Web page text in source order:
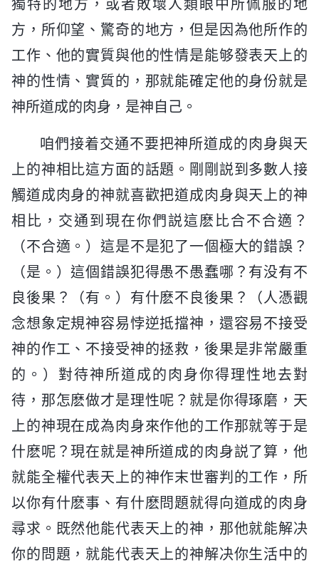
獨特的地方，或者敗壞人類眼中所佩服的地
方，所仰望、驚奇的地方，但是因為他所作的
工作、他的實質與他的性情是能够發表天上的
神的性情、實質的，那就能確定他的身份就是
神所道成的肉身，是神自己。
咱們接着交通不要把神所道成的肉身與天
上的神相比這方面的話題。剛剛説到多數人接
觸道成肉身的神就喜歡把道成肉身與天上的神
相比，交通到現在你們説這麽比合不合適？
（不合適。）這是不是犯了一個極大的錯誤？
（是。）這個錯誤犯得愚不愚蠢哪？有没有不
良後果？（有。）有什麽不良後果？（人憑觀
念想象定規神容易悖逆抵擋神，還容易不接受
神的作工、不接受神的拯救，後果是非常嚴重
的。）對待神所道成的肉身你得理性地去對
待，那怎麽做才是理性呢？就是你得琢磨，天
上的神現在成為肉身來作他的工作那就等于是
什麽呢？現在就是神所道成的肉身説了算，他
就能全權代表天上的神作末世審判的工作，所
以你有什麽事、有什麽問題就得向道成的肉身
尋求。既然他能代表天上的神，那他就能解决
你的問題，就能代表天上的神解决你生活中的